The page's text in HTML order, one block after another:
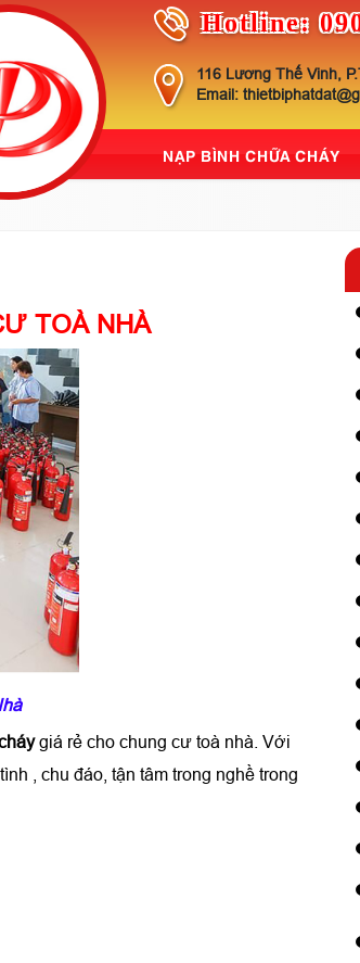
Hotline:
116 Lương Thế Vinh,
Email:
NẠP BÌNH CHỮA CHÁY
TOÀ NHÀ
giá rẻ cho chung cư toà nhà. Với
, chu đáo, tận tâm trong nghề trong